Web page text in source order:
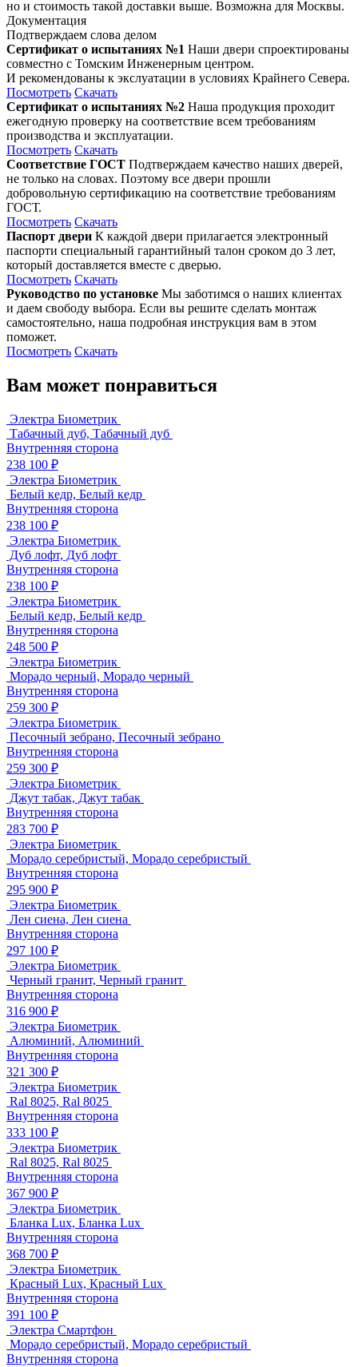
но и стоимость такой доставки выше. Возможна для Москвы.
Документация
Подтверждаем слова делом
Сертификат о испытаниях №1 Наши двери спроектированы
совместно с Томским Инженерным центром.
И рекомендованы к экслуатации в условиях Крайнего Севера.
Посмотреть Скачать
Сертификат о испытаниях №2 Наша продукция проходит
ежегодную проверку на соответствие всем требованиям
производства и эксплуатации.
Посмотреть Скачать
Соответствие ГОСТ Подтверждаем качество наших дверей,
не только на словах. Поэтому все двери прошли
добровольную сертификацию на соответствие требованиям
ГОСТ.
Посмотреть Скачать
Паспорт двери К каждой двери прилагается электронный
паспорти специальный гарантийный талон сроком до 3 лет,
который доставляется вместе с дверью.
Посмотреть Скачать
Руководство по установке Мы заботимся о наших клиентах
и даем свободу выбора. Если вы решите сделать монтаж
самостоятельно, наша подробная инструкция вам в этом
поможет.
Посмотреть Скачать
Вам может понравиться
Электра Биометрик
Табачный дуб, Табачный дуб
Внутренняя сторона
238 100 ₽
Электра Биометрик
Белый кедр, Белый кедр
Внутренняя сторона
238 100 ₽
Электра Биометрик
Дуб лофт, Дуб лофт
Внутренняя сторона
238 100 ₽
Электра Биометрик
Белый кедр, Белый кедр
Внутренняя сторона
248 500 ₽
Электра Биометрик
Морадо черный, Морадо черный
Внутренняя сторона
259 300 ₽
Электра Биометрик
Песочный зебрано, Песочный зебрано
Внутренняя сторона
259 300 ₽
Электра Биометрик
Джут табак, Джут табак
Внутренняя сторона
283 700 ₽
Электра Биометрик
Морадо серебристый, Морадо серебристый
Внутренняя сторона
295 900 ₽
Электра Биометрик
Лен сиена, Лен сиена
Внутренняя сторона
297 100 ₽
Электра Биометрик
Черный гранит, Черный гранит
Внутренняя сторона
316 900 ₽
Электра Биометрик
Алюминий, Алюминий
Внутренняя сторона
321 300 ₽
Электра Биометрик
Ral 8025, Ral 8025
Внутренняя сторона
333 100 ₽
Электра Биометрик
Ral 8025, Ral 8025
Внутренняя сторона
367 900 ₽
Электра Биометрик
Бланка Lux, Бланка Lux
Внутренняя сторона
368 700 ₽
Электра Биометрик
Красный Lux, Красный Lux
Внутренняя сторона
391 100 ₽
Электра Смартфон
Морадо серебристый, Морадо серебристый
Внутренняя сторона